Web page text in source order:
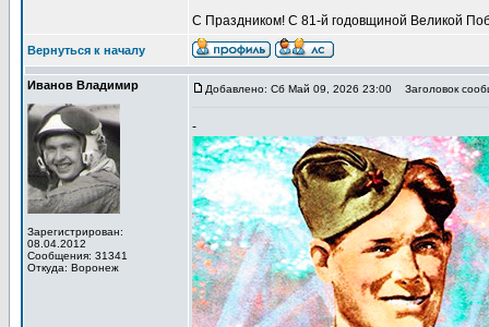
С Праздником! С 81-й годовщиной Великой
Вернуться к началу
Иванов Владимир
Зарегистрирован:
08.04.2012
Сообщения: 31341
Откуда: Воронеж
Добавлено: Сб Май 09, 2026 23:00 Заголовок
-